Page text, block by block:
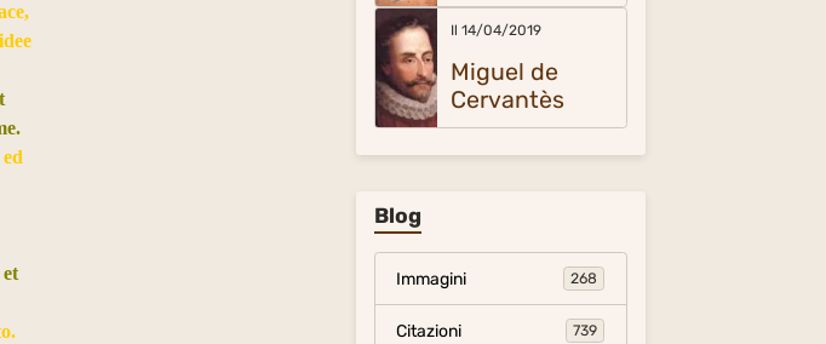
Il 14/04/2019
Miguel de
Cervantès
Blog
Immagini 268
Citazioni 739